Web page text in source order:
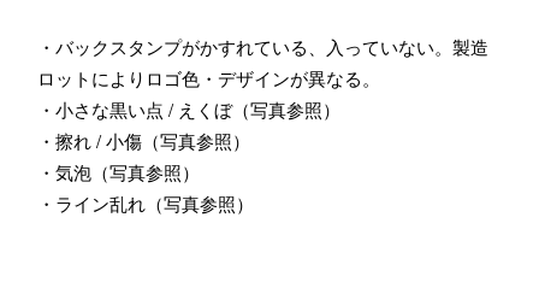
・バックスタンプがかすれている、入っていない。製造
ロットによりロゴ色・デザインが異なる。
・小さな黒い点 / えくぼ（写真参照）
・擦れ / 小傷（写真参照）
・気泡（写真参照）
・ライン乱れ（写真参照）